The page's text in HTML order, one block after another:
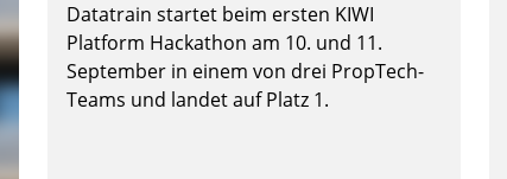
Datatrain startet beim ersten KIWI
Platform Hackathon am 10. und 11.
September in einem von drei PropTech-
Teams und landet auf Platz 1.